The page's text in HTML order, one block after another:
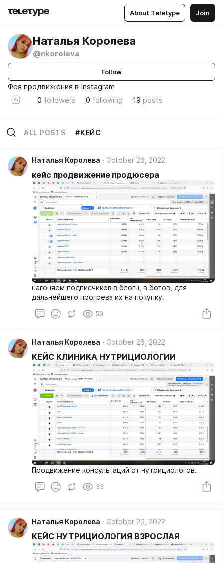
About Teletype Join
Наталья Королева
@nkoroleva
Follow
Фея продвижения в Instagram
0 followers 0 following 19 posts
ALL POSTS #КЕЙС
Наталья Королева October 26, 2022
кейс продвижение продюсера
нагоняем подписчиков в блогн, в ботов, для
дальнейшего прогрева их на покупку.
50
Наталья Королева October 26, 2022
КЕЙС КЛИНИКА НУТРИЦИОЛОГИИ
Продвижение консультаций от нутрициологов.
33
Наталья Королева October 26, 2022
КЕЙС НУТРИЦИОЛОГИЯ ВЗРОСЛАЯ